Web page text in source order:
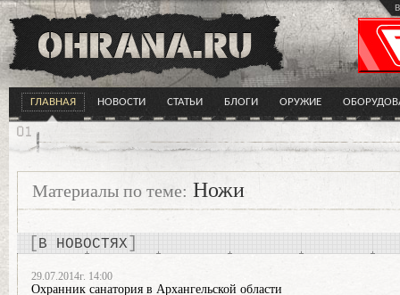
ГЛАВНАЯ НОВОСТИ СТАТЬИ БЛОГИ ОРУЖИЕ
Материалы по теме: Ножи
В НОВОСТЯХ
29.07.2014г. 14:00
Охранник санатория в Архангельской области